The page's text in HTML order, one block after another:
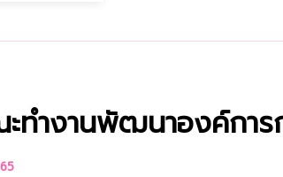
ทำงานพัฒนาองค์กา